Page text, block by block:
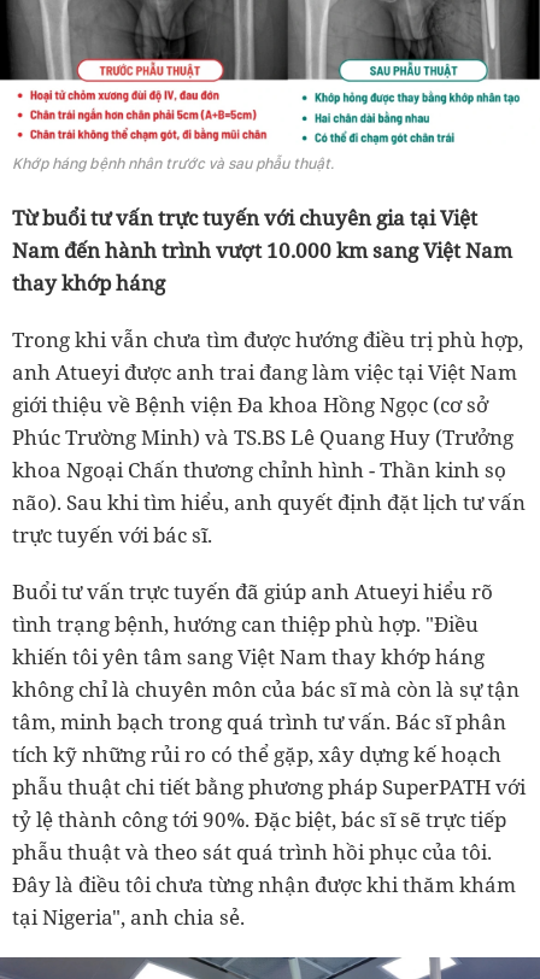
Khớp háng bệnh nhân trước và sau phẫu thuật.
Từ buổi tư vấn trực tuyến với chuyên gia tại Việt
Nam đến hành trình vượt 10.000 km sang Việt Nam
thay khớp háng
Trong khi vẫn chưa tìm được hướng điều trị phù hợp,
anh Atueyi được anh trai đang làm việc tại Việt Nam
giới thiệu về Bệnh viện Đa khoa Hồng Ngọc (cơ sở
Phúc Trường Minh) và TS.BS Lê Quang Huy (Trưởng
khoa Ngoại Chấn thương chỉnh hình - Thần kinh sọ
não). Sau khi tìm hiểu, anh quyết định đặt lịch tư vấn
trực tuyến với bác sĩ.
Buổi tư vấn trực tuyến đã giúp anh Atueyi hiểu rõ
tình trạng bệnh, hướng can thiệp phù hợp. "Điều
khiến tôi yên tâm sang Việt Nam thay khớp háng
không chỉ là chuyên môn của bác sĩ mà còn là sự tận
tâm, minh bạch trong quá trình tư vấn. Bác sĩ phân
tích kỹ những rủi ro có thể gặp, xây dựng kế hoạch
phẫu thuật chi tiết bằng phương pháp SuperPATH với
tỷ lệ thành công tới 90%. Đặc biệt, bác sĩ sẽ trực tiếp
phẫu thuật và theo sát quá trình hồi phục của tôi.
Đây là điều tôi chưa từng nhận được khi thăm khám
tại Nigeria", anh chia sẻ.